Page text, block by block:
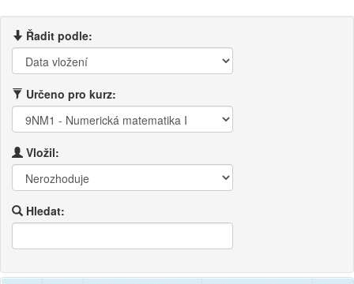
Řadit podle:
Určeno pro kurz:
Vložil:
Hledat: